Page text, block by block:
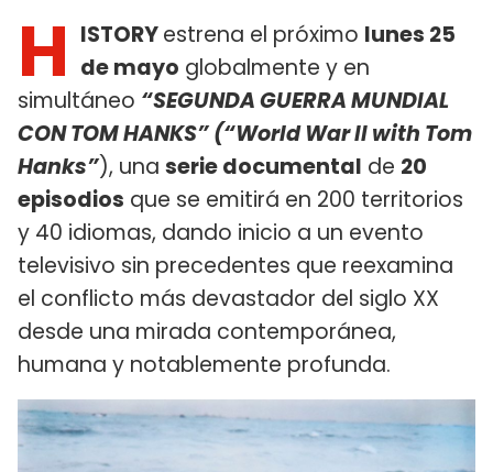
H ISTORYestrena el próximo lunes 25
de mayo globalmente y en
simultáneo “SEGUNDA GUERRA MUNDIAL
CON TOM HANKS” (“World War II with Tom
Hanks”), una serie documental de 20
episodios que se emitirá en 200 territorios
y 40 idiomas, dando inicio a un evento
televisivo sin precedentes que reexamina
el conflicto más devastador del siglo XX
desde una mirada contemporánea,
humana y notablemente profunda.